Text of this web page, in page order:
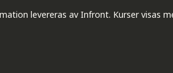
levereras av Infront. Kurser visas